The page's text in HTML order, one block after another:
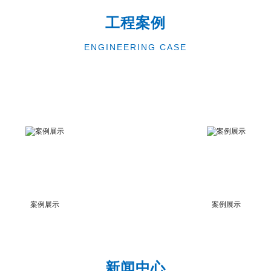
工程案例
ENGINEERING CASE
案例展示 案例展示
新闻中心